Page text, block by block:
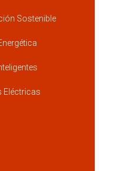
Sostenible
Eléctricas